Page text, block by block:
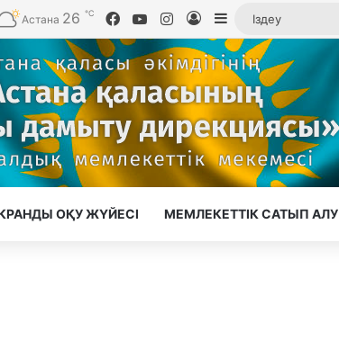
Астана 26 ℃ Facebook
YouTubeInstagram
КіруSidebar
ОҚУ ЖҮЙЕСІ МЕМЛЕКЕТТІК САТЫП АЛУ